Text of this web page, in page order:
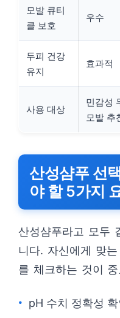
모발 큐티
클 보호
우수
두피 건강
유지
효과적
사용 대상
민감성
모발 추
산성샴푸 선
야 할 5가지
산성샴푸라고 모두
니다. 자신에게 맞
를 체크하는 것이
pH 수치 정확성